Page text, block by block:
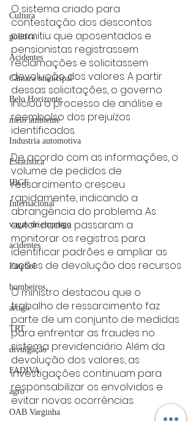
Cultura
politica
Acidentes
Câmara municipal
Belo Horizonte
meio ambiente
Industria automotiva
Estatística
IBGE
Internacional
vagas de emprego
acidentes
Futebol
bombeiros
artigo
TRT
divulgação
FADIVA
agro
OAB Varginha
O sistema criado para
contestação dos descontos
permitiu que aposentados e
pensionistas registrassem
reclamações e solicitassem
devolução dos valores. A partir
dessas solicitações, o governo
iniciou o processo de análise e
reembolso dos prejuízos
identificados.
De acordo com as informações, o
volume de pedidos de
ressarcimento cresceu
rapidamente, indicando a
abrangência do problema. As
autoridades passaram a
monitorar os registros para
identificar padrões e ampliar as
ações de devolução dos recursos.
O ministro destacou que o
trabalho de ressarcimento faz
parte de um conjunto de medidas
para enfrentar as fraudes no
sistema previdenciário. Além da
devolução dos valores, as
investigações continuam para
responsabilizar os envolvidos e
evitar novas ocorrências.